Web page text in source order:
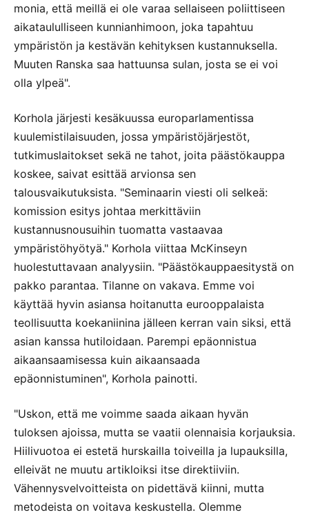
monia, että meillä ei ole varaa sellaiseen poliittiseen
aikataululliseen kunnianhimoon, joka tapahtuu
ympäristön ja kestävän kehityksen kustannuksella.
Muuten Ranska saa hattuunsa sulan, josta se ei voi
olla ylpeä".
Korhola järjesti kesäkuussa europarlamentissa
kuulemistilaisuuden, jossa ympäristöjärjestöt,
tutkimuslaitokset sekä ne tahot, joita päästökauppa
koskee, saivat esittää arvionsa sen
talousvaikutuksista. "Seminaarin viesti oli selkeä:
komission esitys johtaa merkittäviin
kustannusnousuihin tuomatta vastaavaa
ympäristöhyötyä." Korhola viittaa McKinseyn
huolestuttavaan analyysiin. "Päästökauppaesitystä on
pakko parantaa. Tilanne on vakava. Emme voi
käyttää hyvin asiansa hoitanutta eurooppalaista
teollisuutta koekaniinina jälleen kerran vain siksi, että
asian kanssa hutiloidaan. Parempi epäonnistua
aikaansaamisessa kuin aikaansaada
epäonnistuminen", Korhola painotti.
"Uskon, että me voimme saada aikaan hyvän
tuloksen ajoissa, mutta se vaatii olennaisia korjauksia.
Hiilivuotoa ei estetä hurskailla toiveilla ja lupauksilla,
elleivät ne muutu artikloiksi itse direktiiviin.
Vähennysvelvoitteista on pidettävä kiinni, mutta
metodeista on voitava keskustella. Olemme